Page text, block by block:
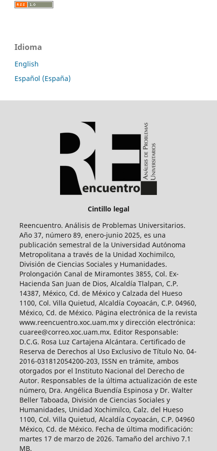
Idioma
English
Español (España)
Cintillo legal
Reencuentro. Análisis de Problemas Universitarios.
Año 37, número 89, enero-junio 2025, es una
publicación semestral de la Universidad Autónoma
Metropolitana a través de la Unidad Xochimilco,
División de Ciencias Sociales y Humanidades.
Prolongación Canal de Miramontes 3855, Col. Ex-
Hacienda San Juan de Dios, Alcaldía Tlalpan, C.P.
14387, México, Cd. de México y Calzada del Hueso
1100, Col. Villa Quietud, Alcaldía Coyoacán, C.P. 04960,
México, Cd. de México. Página electrónica de la revista
www.reencuentro.xoc.uam.mx y dirección electrónica:
cuaree@correo.xoc.uam.mx. Editor Responsable:
D.C.G. Rosa Luz Cartajena Alcántara. Certificado de
Reserva de Derechos al Uso Exclusivo de Título No. 04-
2016-031812054200-203, ISSN en trámite, ambos
otorgados por el Instituto Nacional del Derecho de
Autor. Responsables de la última actualización de este
número, Dra. Angélica Buendía Espinosa y Dr. Walter
Beller Taboada, División de Ciencias Sociales y
Humanidades, Unidad Xochimilco, Calz. del Hueso
1100, Col. Villa Quietud, Alcaldía Coyoacán, C.P. 04960
México, Cd. de México. Fecha de última modificación:
martes 17 de marzo de 2026. Tamaño del archivo 7.1
MB.